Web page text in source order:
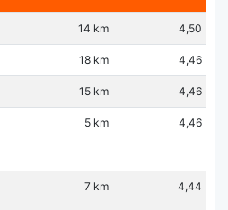
14 km 4,50
18 km 4,46
15 km 4,46
5 km 4,46
7 km 4,44